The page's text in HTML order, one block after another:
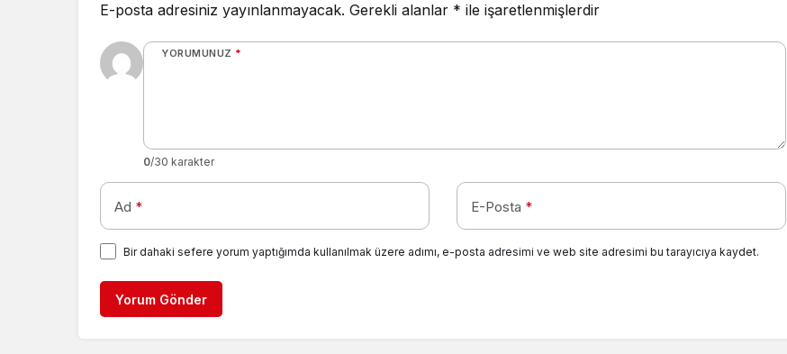
E-posta adresiniz yayınlanmayacak. Gerekli alanlar * ile işaretlenmişlerdir
YORUMUNUZ *
0/30 karakter
Ad * E-Posta *
Bir dahaki sefere yorum yaptığımda kullanılmak üzere adımı, e-posta adresimi ve web site adresimi bu tarayıcıya kaydet.
Yorum Gönder